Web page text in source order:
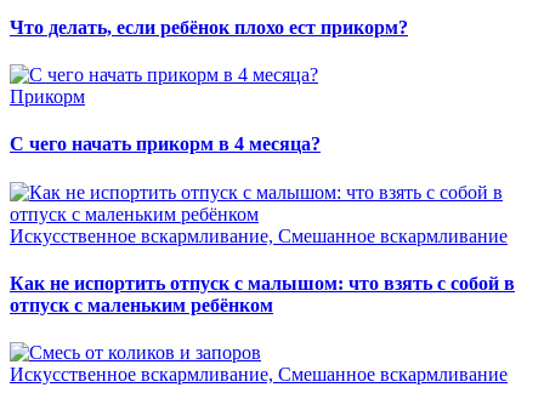
Что делать, если ребёнок плохо ест прикорм?
Прикорм
С чего начать прикорм в 4 месяца?
Искусственное вскармливание, Смешанное вскармливание
Как не испортить отпуск с малышом: что взять с собой в
отпуск с маленьким ребёнком
Искусственное вскармливание, Смешанное вскармливание